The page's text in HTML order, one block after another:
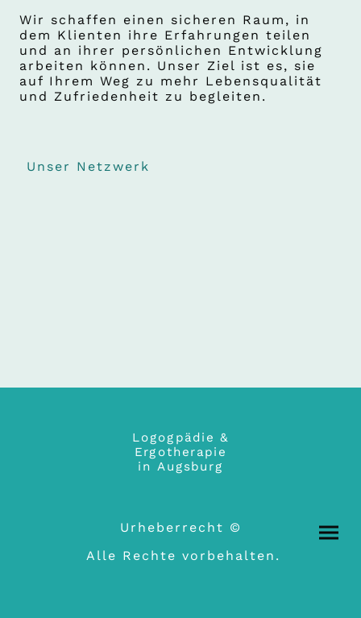
Wir schaffen einen sicheren Raum, in
dem Klienten ihre Erfahrungen teilen
und an ihrer persönlichen Entwicklung
arbeiten können. Unser Ziel ist es, sie
auf Ihrem Weg zu mehr Lebensqualität
und Zufriedenheit zu begleiten.
Unser Netzwerk
Logogpädie &
Ergotherapie
in Augsburg
Urheberrecht ©
Alle Rechte vorbehalten.